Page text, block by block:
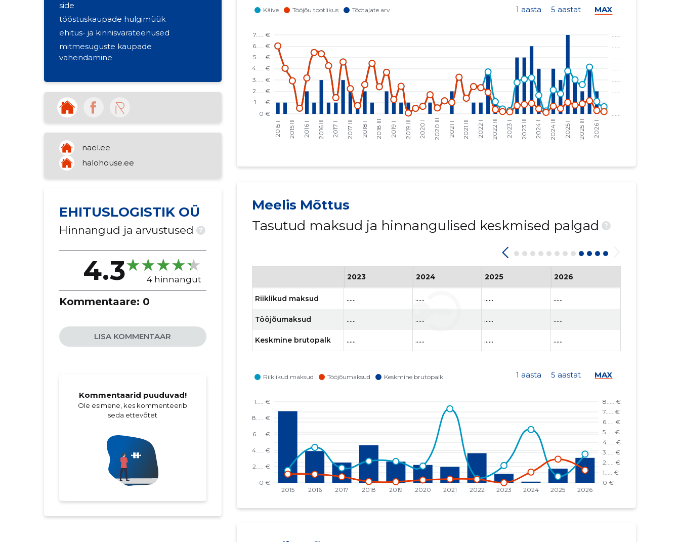
side
tööstuskaupade hulgimüük
ehitus- ja kinnisvarateenused
mitmesuguste kaupade
vahendamine
puidu esmatöötlustoodete
hulgimüük
muud äritegevuse abiteenused
kinnisvara rentimine
nael.ee
halohouse.ee
EHITUSLOGISTIK OÜ
Hinnangud ja arvustused ?
4.3 4 hinnangut
Kommentaare: 0
LISA KOMMENTAAR
Kommentaarid puuduvad!
Ole esimene, kes kommenteerib
seda ettevõtet
1 aasta 5 aastat MAX
Meelis Mõttus
Tasutud maksud ja hinnangulised keskmised palgad
?
2023 2024 2025 2026
Riiklikud maksud ...... ...... ...... ......
Tööjõumaksud ...... ...... ...... ......
Keskmine brutopalk ...... ...... ...... ......
1 aasta 5 aastat MAX